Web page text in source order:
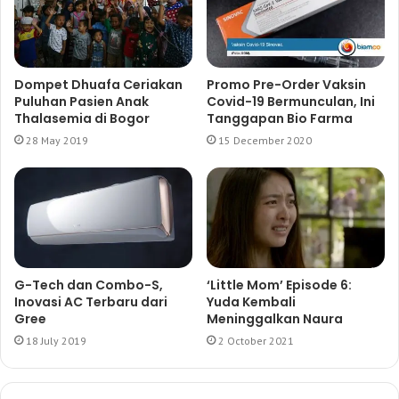
Dompet Dhuafa Ceriakan
Puluhan Pasien Anak
Thalasemia di Bogor
28 May 2019
Promo Pre-Order Vaksin
Covid-19 Bermunculan, Ini
Tanggapan Bio Farma
15 December 2020
G-Tech dan Combo-S,
Inovasi AC Terbaru dari
Gree
18 July 2019
‘Little Mom’ Episode 6:
Yuda Kembali
Meninggalkan Naura
2 October 2021